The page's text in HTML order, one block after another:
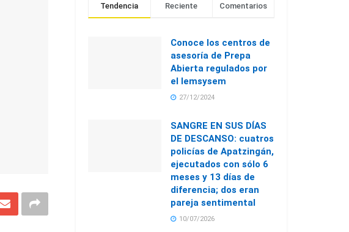
Tendencia Reciente Comentarios
Conoce los centros de
asesoría de Prepa
Abierta regulados por
el Iemsysem
27/12/2024
SANGRE EN SUS DÍAS
DE DESCANSO: cuatros
policías de Apatzingán,
ejecutados con sólo 6
meses y 13 días de
diferencia; dos eran
pareja sentimental
10/07/2026